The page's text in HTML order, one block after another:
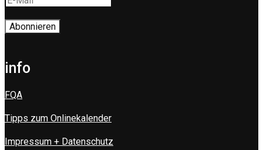
info
FQA
Tipps zum Onlinekalender
Impressum + Datenschutz